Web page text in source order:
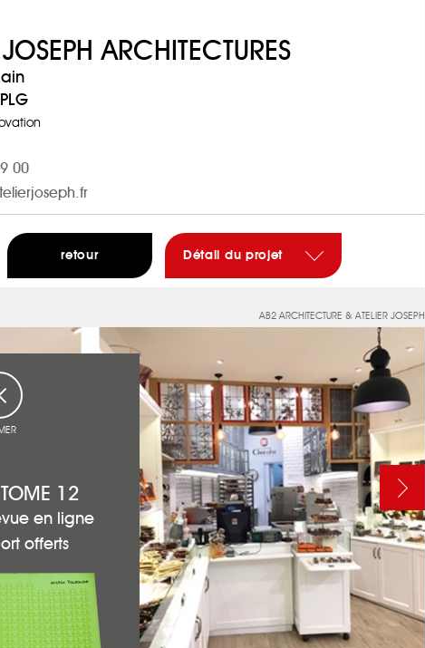
JOSEPH ARCHITECTURES
00
retour Détail du projet
AB2 ARCHITECTURE & ATELIER JOSEPH
12
en ligne
offerts